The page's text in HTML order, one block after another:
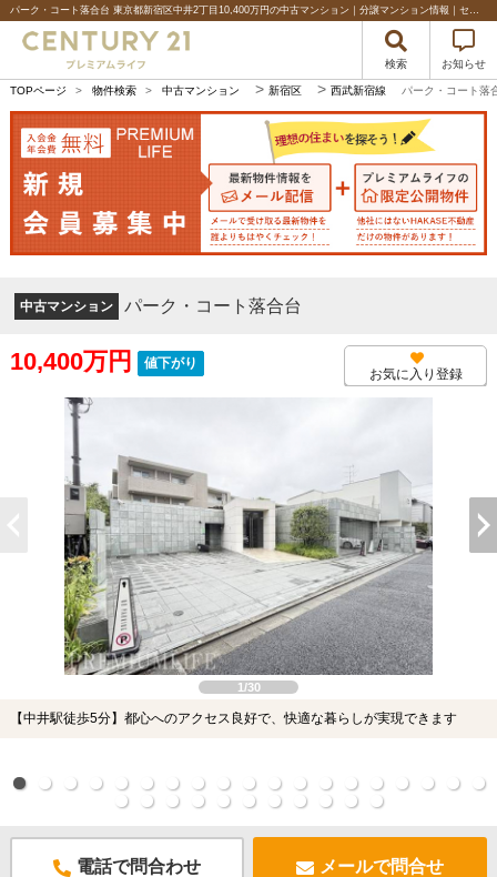
パーク・コート落合台 東京都新宿区中井2丁目10,400万円の中古マンション｜分譲マンション情報｜センチュリー21プレミアムライフ
検索 お知らせ
TOPページ > 物件検索 > 中古マンション > 新宿区 > 西武新宿線 パーク・コート落
中古マンション パーク・コート落合台
10,400万円 値下がり
お気に入り登録
1/30
【中井駅徒歩5分】都心へのアクセス良好で、快適な暮らしが実現できます
電話で問合わせ メールで問合せ